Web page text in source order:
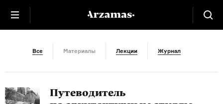
Шпаргалка
Все Материалы Лекции Журнал
Путеводитель